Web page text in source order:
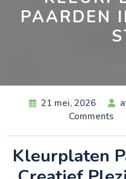
PAARDEN
21 mei, 2026
Comments
Kleurplaten